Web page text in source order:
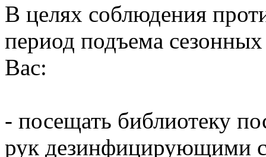
В целях соблюдения
период подъема
Вас:
- посещать библиотеку
рук дезинфицирующими